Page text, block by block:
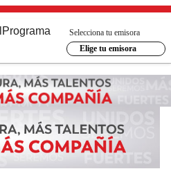
Programa
Selecciona tu emisora
Elige tu emisora